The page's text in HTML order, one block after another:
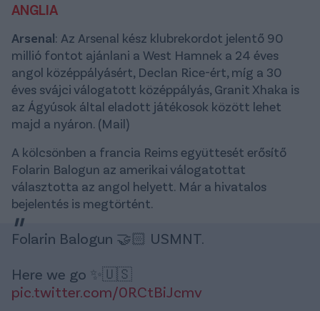
ANGLIA
Arsenal: Az Arsenal kész klubrekordot jelentő 90
millió fontot ajánlani a West Hamnek a 24 éves
angol középpályásért, Declan Rice-ért, míg a 30
éves svájci válogatott középpályás, Granit Xhaka is
az Ágyúsok által eladott játékosok között lehet
majd a nyáron. (Mail)
A kölcsönben a francia Reims együttesét erősítő
Folarin Balogun az amerikai válogatottat
választotta az angol helyett. Már a hivatalos
bejelentés is megtörtént.
Folarin Balogun 🤝🏻 USMNT.
Here we go ✨🇺🇸
pic.twitter.com/0RCtBiJcmv